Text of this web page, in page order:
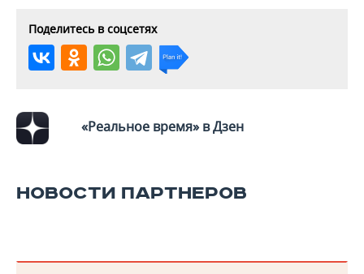
Поделитесь в соцсетях
«Реальное время» в Дзен
НОВОСТИ ПАРТНЕРОВ